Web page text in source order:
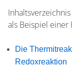
als Beispiel einer
Die
Redoxreaktion